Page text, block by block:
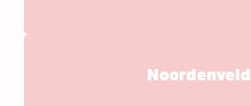
Noordenveld